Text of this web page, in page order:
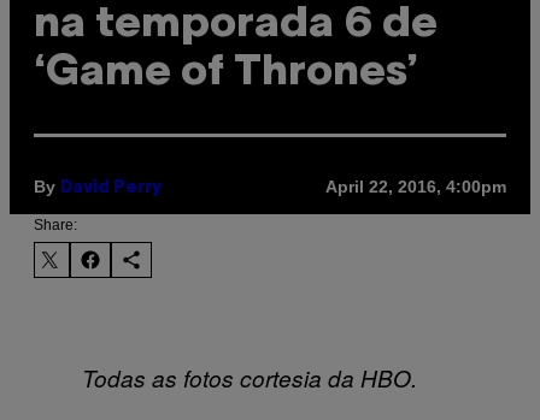
na temporada 6 de
‘Game of Thrones’
By David Perry April 22, 2016, 4:00pm
Share:
Todas as fotos cortesia da HBO.